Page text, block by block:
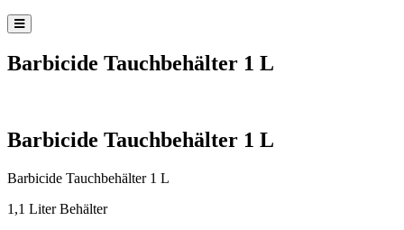
Barbicide Tauchbehälter 1 L
Barbicide Tauchbehälter 1 L
Barbicide Tauchbehälter 1 L
1,1 Liter Behälter